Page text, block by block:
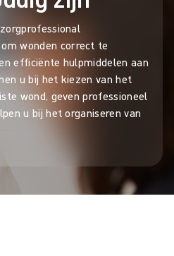
wonden correct te
efficiënte hulpmiddelen aan
u bij het kiezen van het
wond, geven professioneel
u bij het organiseren van